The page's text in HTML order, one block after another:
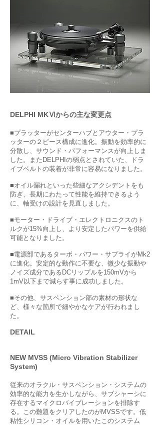
DELPHI MKⅥからの主な変更点
■プラッターがセンターハブとアウター・プラ
ッターの２ピース構成に進化。振動を効率的に
分散し、サウンド・パフォーマンスが向上しま
した。またDELPHIの弱点とされていた、ドラ
イブベルトの装着が非常に容易になりました。
■オイル漏れといった些細なアクシデントをも
防ぎ、長期にわたって性能を維持できるよう
に、軸受けの設計を見直しました。
■モーター・ドライブ・エレクトロニクスのト
ルクが15%向上し、より安定したパワーを供給
可能となりました。
■電源部であるターボ・パワー・サプライがMk2
に進化。安定的な動作に不要な、微少な振動や
ノイズ成分であるDCリップルを150mVから
1mV以下まで減らす事に成功しました。
■その他、サスペンション部の素材の形状な
ど、様々な箇所で細やかなケアが行われまし
た。
DETAIL
NEW MVSS (Micro Vibration Stabilizer
System)
従来のオラクル・サスペンション・システムの
効率的な能力を生かしながら、サブシャーシに
存在するマイクロバイブレーションを排除す
る。この難題をクリアしたのがMVSSです。低
粘性シリコン・オイルを用いたこのシステム